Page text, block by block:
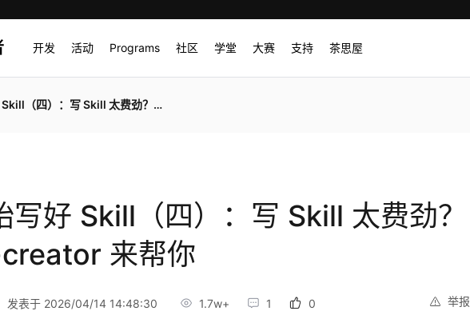
开发 活动 Programs 社区 学堂 大赛 支持 茶思屋
）：写 Skill 太费劲？让 skill-creator 来帮你
写好 Skill（四）：写 Skill 太费劲？
来帮你
举报
发表于 2026/04/14 14:48:30 1.7w+ 1 0